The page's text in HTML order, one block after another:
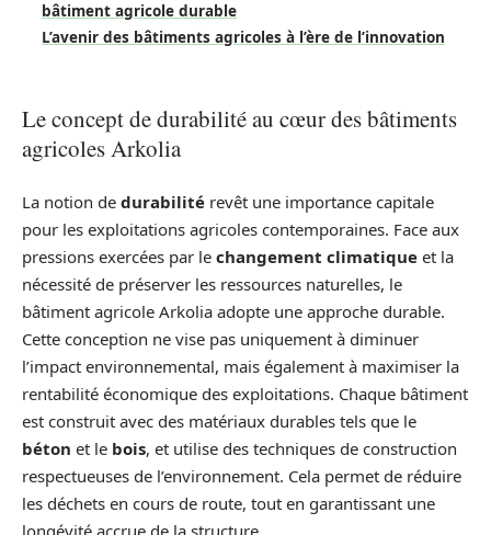
bâtiment agricole durable
L’avenir des bâtiments agricoles à l’ère de l’innovation
Le concept de durabilité au cœur des bâtiments
agricoles Arkolia
La notion de durabilité revêt une importance capitale
pour les exploitations agricoles contemporaines. Face aux
pressions exercées par le changement climatique et la
nécessité de préserver les ressources naturelles, le
bâtiment agricole Arkolia adopte une approche durable.
Cette conception ne vise pas uniquement à diminuer
l’impact environnemental, mais également à maximiser la
rentabilité économique des exploitations. Chaque bâtiment
est construit avec des matériaux durables tels que le
béton et le bois, et utilise des techniques de construction
respectueuses de l’environnement. Cela permet de réduire
les déchets en cours de route, tout en garantissant une
longévité accrue de la structure.